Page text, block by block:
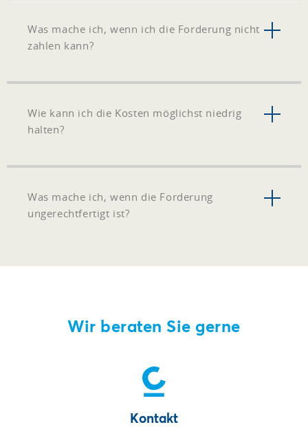
Was mache ich, wenn ich die Forderung nicht
zahlen kann?
Wie kann ich die Kosten möglichst niedrig
halten?
Was mache ich, wenn die Forderung
ungerechtfertigt ist?
Wir beraten Sie gerne
Kontakt